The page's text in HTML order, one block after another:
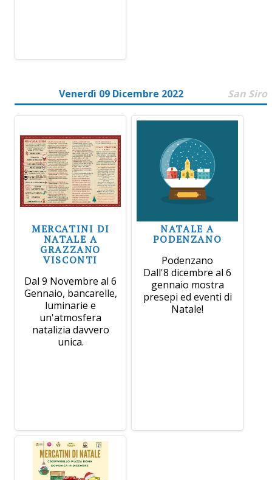
Venerdì 09 Dicembre 2022 San Siro
MERCATINI DI
NATALE A
GRAZZANO
VISCONTI
Dal 9 Novembre al 6
Gennaio, bancarelle,
luminarie e
un'atmosfera
natalizia davvero
unica.
NATALE A
PODENZANO
Podenzano
Dall'8 dicembre al 6
gennaio mostra
presepi ed eventi di
Natale!